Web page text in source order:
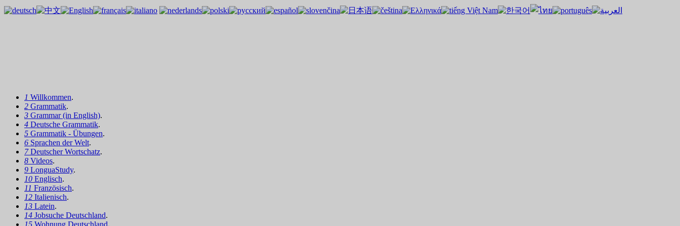
1 Willkommen.
2 Grammatik.
3 Grammar (in English).
4 Deutsche Grammatik.
5 Grammatik - Übungen.
6 Sprachen der Welt.
7Deutscher Wortschatz.
8 Videos.
9 LonguaStudy.
10 Englisch.
11 Französisch.
12 Italienisch.
13 Latein.
14 Jobsuche Deutschland.
15 Wohnung Deutschland.